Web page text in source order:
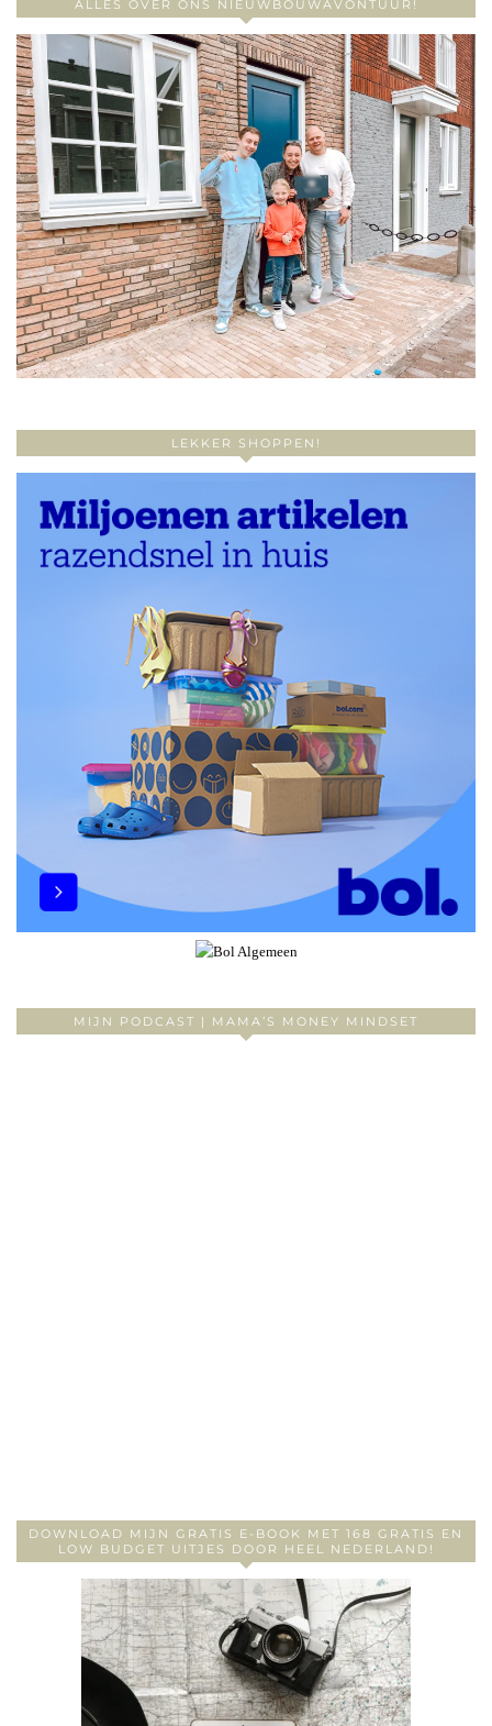
ALLES OVER ONS NIEUWBOUWAVONTUUR!
LEKKER SHOPPEN!
MIJN PODCAST | MAMA’S MONEY MINDSET
DOWNLOAD MIJN GRATIS E-BOOK MET 168 GRATIS EN
LOW BUDGET UITJES DOOR HEEL NEDERLAND!